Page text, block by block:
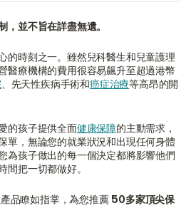
，並不旨在詳盡無遺。
的時刻之一。雖然兒科醫生和兒童護理
醫療機構的費用很容易飆升至超過港幣
、先天性疾病手術和癌症治療等高昂的開
的孩子提供全面健康保障的主動需求，
單，無論您的就業狀況和出現任何身體
為孩子做出的每一個決定都將影響他們
間把一切都做好。
品瞭如指掌，為您推薦 50多家頂尖保